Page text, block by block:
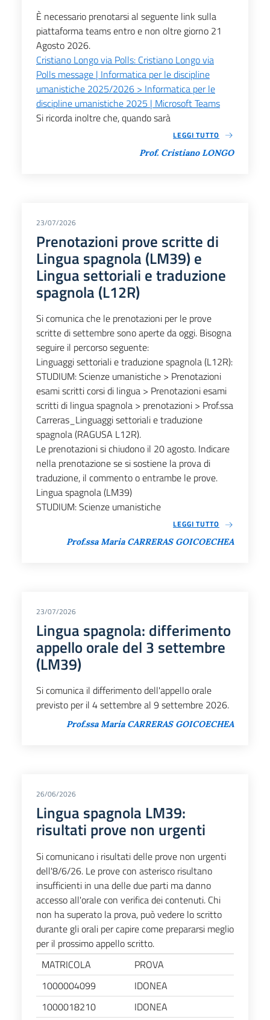
È necessario prenotarsi al seguente link sulla
piattaforma teams entro e non oltre giorno 21
Agosto 2026.
Cristiano Longo via Polls: Cristiano Longo via
Polls message | Informatica per le discipline
umanistiche 2025/2026 > Informatica per le
discipline umanistiche 2025 | Microsoft Teams
Si ricorda inoltre che, quando sarà
LEGGI TUTTO
Prof. Cristiano LONGO
23/07/2026
Prenotazioni prove scritte di
Lingua spagnola (LM39) e
Lingua settoriali e traduzione
spagnola (L12R)
Si comunica che le prenotazioni per le prove
scritte di settembre sono aperte da oggi. Bisogna
seguire il percorso seguente:
Linguaggi settoriali e traduzione spagnola (L12R):
STUDIUM: Scienze umanistiche > Prenotazioni
esami scritti corsi di lingua > Prenotazioni esami
scritti di lingua spagnola > prenotazioni > Prof.ssa
Carreras_Linguaggi settoriali e traduzione
spagnola (RAGUSA L12R).
Le prenotazioni si chiudono il 20 agosto. Indicare
nella prenotazione se si sostiene la prova di
traduzione, il commento o entrambe le prove.
Lingua spagnola (LM39)
STUDIUM: Scienze umanistiche
LEGGI TUTTO
Prof.ssa Maria CARRERAS GOICOECHEA
23/07/2026
Lingua spagnola: differimento
appello orale del 3 settembre
(LM39)
Si comunica il differimento dell'appello orale
previsto per il 4 settembre al 9 settembre 2026.
Prof.ssa Maria CARRERAS GOICOECHEA
26/06/2026
Lingua spagnola LM39:
risultati prove non urgenti
Si comunicano i risultati delle prove non urgenti
dell'8/6/26. Le prove con asterisco risultano
insufficienti in una delle due parti ma danno
accesso all'orale con verifica dei contenuti. Chi
non ha superato la prova, può vedere lo scritto
durante gli orali per capire come prepararsi meglio
per il prossimo appello scritto.
MATRICOLA
PROVA
1000004099
IDONEA
1000018210
IDONEA